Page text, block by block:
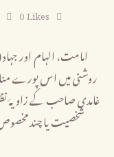
0Likes
امامت، الہام اور
روشنی میں اس پورے
غامدی صاحب کے زاویۂ
شخصیت یا چند